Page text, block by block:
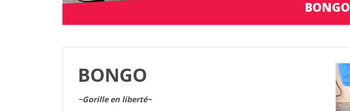
BONGO
BONGO
~Gorille en liberté~